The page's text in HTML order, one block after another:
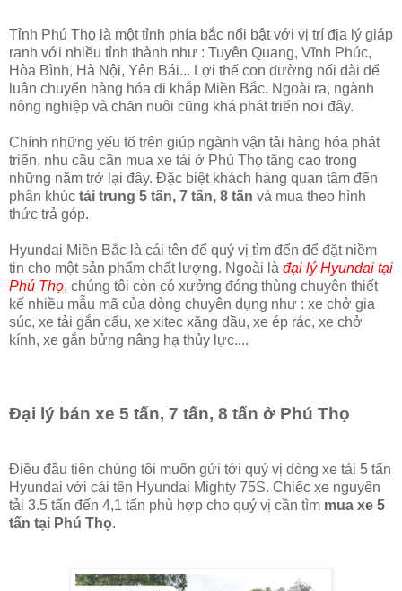
Tỉnh Phú Thọ là một tỉnh phía bắc nổi bật với vị trí địa lý giáp
ranh với nhiều tỉnh thành như : Tuyên Quang, Vĩnh Phúc,
Hòa Bình, Hà Nội, Yên Bái... Lợi thế con đường nối dài để
luân chuyển hàng hóa đi khắp Miền Bắc. Ngoài ra, ngành
nông nghiệp và chăn nuôi cũng khá phát triển nơi đây.
Chính những yếu tố trên giúp ngành vận tải hàng hóa phát
triển, nhu cầu cần mua xe tải ở Phú Thọ tăng cao trong
những năm trở lại đây. Đặc biệt khách hàng quan tâm đến
phân khúc tải trung 5 tấn, 7 tấn, 8 tấn và mua theo hình
thức trả góp.
Hyundai Miền Bắc là cái tên để quý vị tìm đến để đặt niềm
tin cho một sản phẩm chất lượng. Ngoài là đại lý Hyundai tại
Phú Thọ, chúng tôi còn có xưởng đóng thùng chuyên thiết
kế nhiều mẫu mã của dòng chuyên dụng như : xe chở gia
súc, xe tải gắn cẩu, xe xitec xăng dầu, xe ép rác, xe chở
kính, xe gắn bửng nâng hạ thủy lực....
Đại lý bán xe 5 tấn, 7 tấn, 8 tấn ở Phú Thọ
Điều đầu tiên chúng tôi muốn gửi tới quý vị dòng xe tải 5 tấn
Hyundai với cái tên Hyundai Mighty 75S. Chiếc xe nguyên
tải 3.5 tấn đến 4,1 tấn phù hợp cho quý vị cần tìm mua xe 5
tấn tại Phú Thọ.